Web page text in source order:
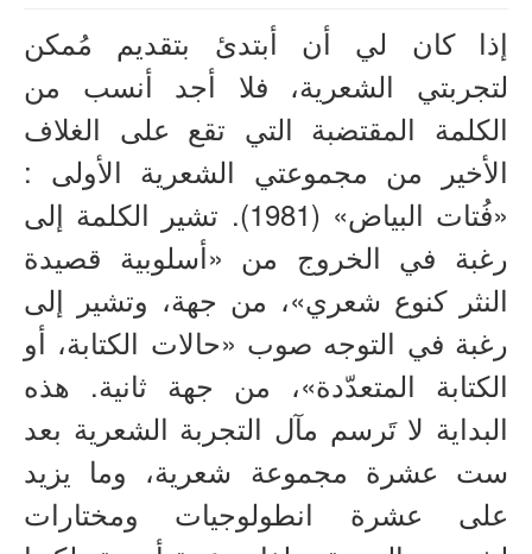
متكلم وجوباً
نقد الفن
نقد الأدب
ديوان مفتوح
هواء وأهواء
سرد وسرد
كتب للتحميل
صُوَر
السيرة المهنية
كتب
إذا كان لي أن أبتدئ بتقديم مُمكن
لتجربتي الشعرية، فلا أجد أنسب من
الكلمة المقتضبة التي تقع على الغلاف
الأخير من مجموعتي الشعرية الأولى :
«فُتات البياض» (1981). تشير الكلمة إلى
رغبة في الخروج من «أسلوبية قصيدة
النثر كنوع شعري»، من جهة، وتشير إلى
رغبة في التوجه صوب «حالات الكتابة، أو
الكتابة المتعدّدة»، من جهة ثانية. هذه
البداية لا تَرسم مآل التجربة الشعرية بعد
ست عشرة مجموعة شعرية، وما يزيد
على عشرة انطولوجيات ومختارات